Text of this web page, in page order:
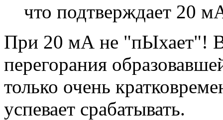
что подтверждает 20
При 20 мА не "пЫхает"!
перегорания
только очень
успевает срабатывать.